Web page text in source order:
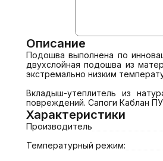
Описание
Подошва выполнена по
двухслойная подошва из
экстремально низким
Вкладыш-утеплитель из
повреждений. Сапоги Каблан
Характеристики
Производитель
Температурный режим: